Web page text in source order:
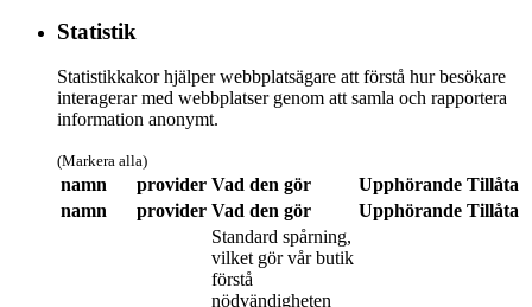
Statistik
Statistikkakor hjälper webbplatsägare att förstå hur besökare
interagerar med webbplatser genom att samla och rapportera
information anonymt.
(Markera alla)
namn provider Vad den gör Upphörande Tillåta
namn
provider Vad den gör Upphörande Tillåta
Standard spårning,
vilket gör vår butik
förstå
nödvändigheten